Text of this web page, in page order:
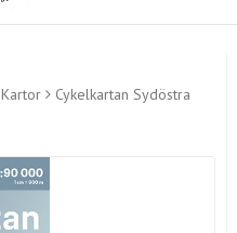
Kartor
Cykelkartan Sydöstra